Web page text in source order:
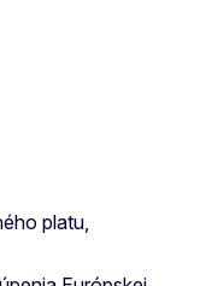
platu,